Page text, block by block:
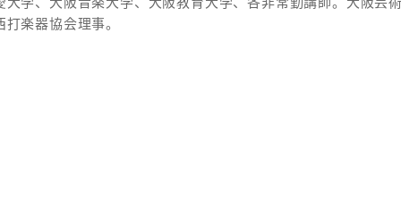
打楽器協会理事。